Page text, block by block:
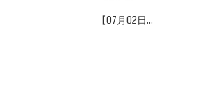
【07月02日...